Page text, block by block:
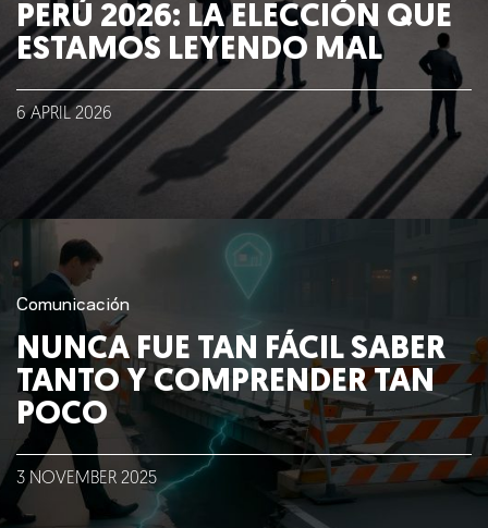
PERÚ 2026: LA ELECCIÓN QUE
ESTAMOS LEYENDO MAL
6 APRIL 2026
Comunicación
NUNCA FUE TAN FÁCIL SABER
TANTO Y COMPRENDER TAN
POCO
3 NOVEMBER 2025